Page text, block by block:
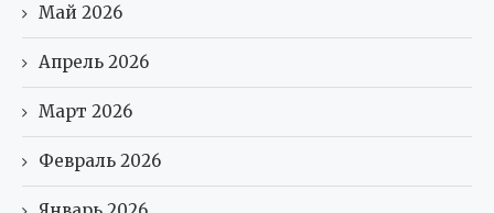
Май 2026
Апрель 2026
Март 2026
Февраль 2026